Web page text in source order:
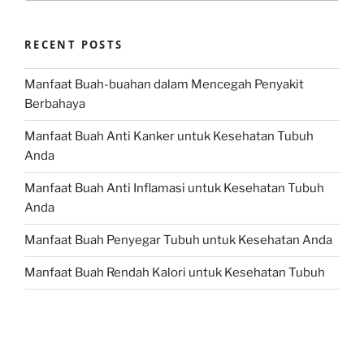
RECENT POSTS
Manfaat Buah-buahan dalam Mencegah Penyakit
Berbahaya
Manfaat Buah Anti Kanker untuk Kesehatan Tubuh
Anda
Manfaat Buah Anti Inflamasi untuk Kesehatan Tubuh
Anda
Manfaat Buah Penyegar Tubuh untuk Kesehatan Anda
Manfaat Buah Rendah Kalori untuk Kesehatan Tubuh